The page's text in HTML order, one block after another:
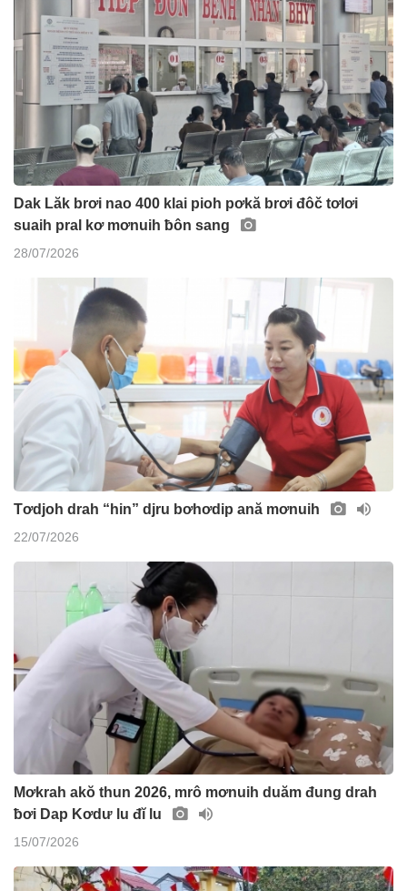
Dak Lăk brơi nao 400 klai pioh pơkă brơi đôč tơlơi
suaih pral kơ mơnuih ƀôn sang
28/07/2026
Tơdjoh drah “hin” djru bơhơdip ană mơnuih
22/07/2026
Mơkrah akŏ thun 2026, mrô mơnuih duăm đung drah
ƀơi Dap Kơdư lu đĭ lu
15/07/2026